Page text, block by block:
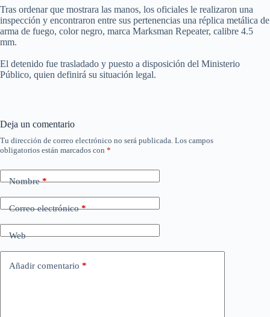
Tras ordenar que mostrara las manos, los oficiales le realizaron una
inspección y encontraron entre sus pertenencias una réplica metálica de
arma de fuego, color negro, marca Marksman Repeater, calibre 4.5
mm.
El detenido fue trasladado y puesto a disposición del Ministerio
Público, quien definirá su situación legal.
Deja un comentario
Tu dirección de correo electrónico no será publicada. Los campos
obligatorios están marcados con *
Nombre*
Correo electrónico*
Web
Añadir comentario *